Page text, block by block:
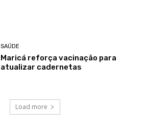
SAÚDE
Maricá reforça vacinação para
atualizar cadernetas
Load more